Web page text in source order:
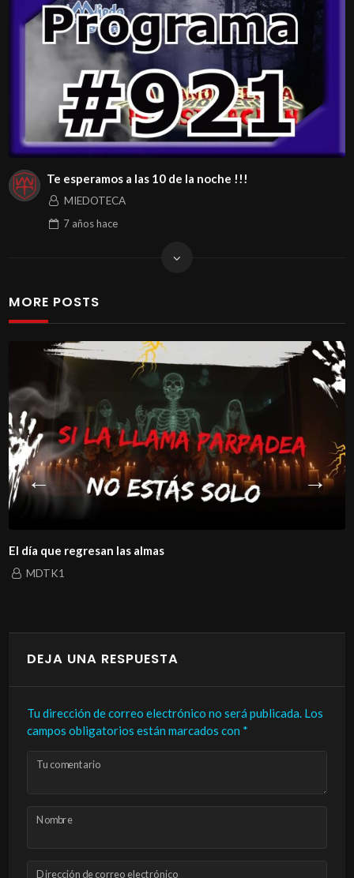
Te esperamos a las 10 de la noche !!!
MIEDOTECA
7 añoshace
MORE POSTS
El día que regresan las almas
MDTK1
DEJA UNA RESPUESTA
Tu dirección de correo electrónico no será publicada. Los
campos obligatorios están marcados con *
Tu comentario
Nombre
Dirección de correo electrónico